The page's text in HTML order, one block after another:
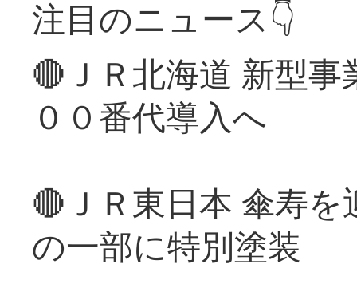
注目のニュース👇
🔴ＪＲ北海道 新型
００番代導入へ
🔴ＪＲ東日本 傘寿
の一部に特別塗装